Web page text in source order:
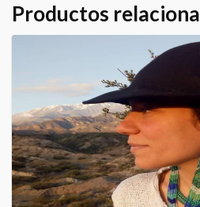
Productos